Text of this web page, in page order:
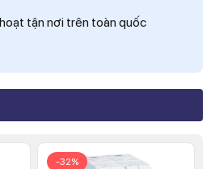
tận nơi trên toàn quốc
-32%